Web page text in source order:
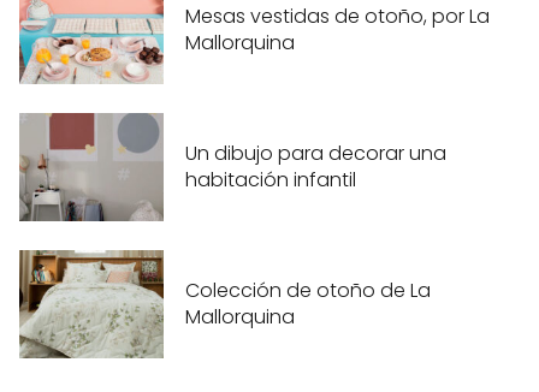
Mesas vestidas de otoño, por La
Mallorquina
Un dibujo para decorar una
habitación infantil
Colección de otoño de La
Mallorquina